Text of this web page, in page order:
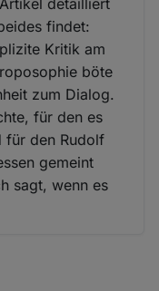
detailliert
findet:
Kritik am
böte
zum Dialog.
für den es
für den Rudolf
gemeint
sagt, wenn es